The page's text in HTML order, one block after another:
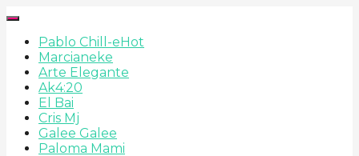
Pablo Chill-eHot
Marcianeke
Arte Elegante
Ak4:20
El Bai
Cris Mj
Galee Galee
Paloma Mami